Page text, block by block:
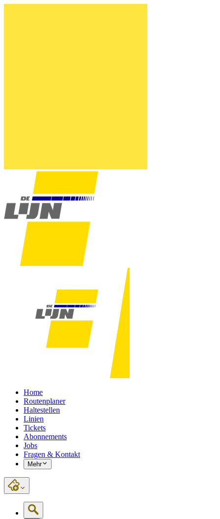
Home
Routenplaner
Haltestellen
Linien
Tickets
Abonnements
Jobs
Fragen & Kontakt
Mehr